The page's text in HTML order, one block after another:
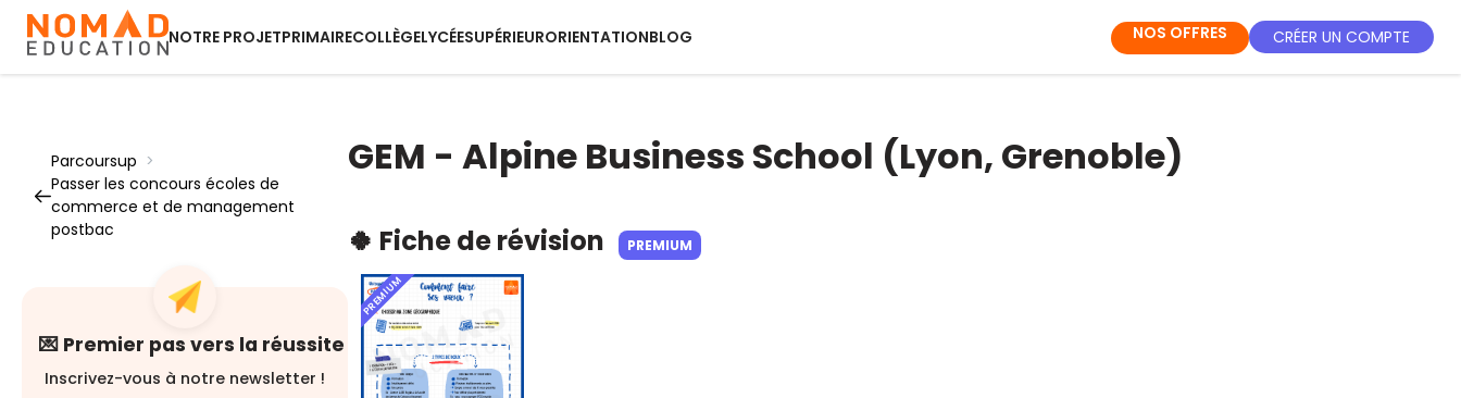
NOTRE PROJETPRIMAIRECOLLÈGELYCÉESUPÉRIEURORIENTATIONBLOG NOS OFFRES CRÉER UN COMPTE
Parcoursup >
Passer les concours écoles de
commerce et de management
postbac
💌 Premier pas vers la réussite
Inscrivez-vous à notre newsletter !
GEM - Alpine Business School (Lyon, Grenoble)
🍀 Fiche de révision PREMIUM
PREMIUM